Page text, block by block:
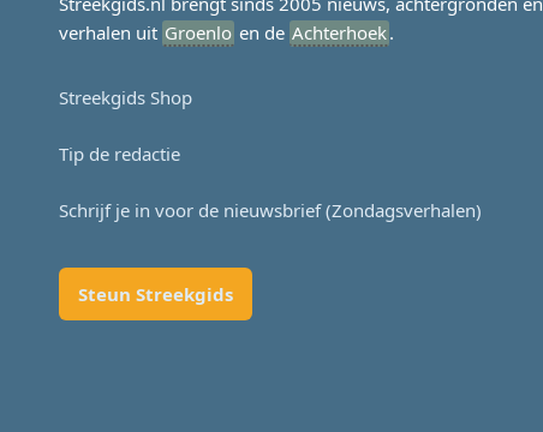
verhalen uit Groenlo en de Achterhoek.
Streekgids Shop
Tip de redactie
Schrijf je in voor de nieuwsbrief (Zondagsverhalen)
Steun Streekgids